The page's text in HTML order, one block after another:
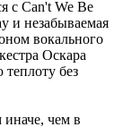
с Can't We Be
и незабываемая
вокального
Оскара
без
иначе, чем в